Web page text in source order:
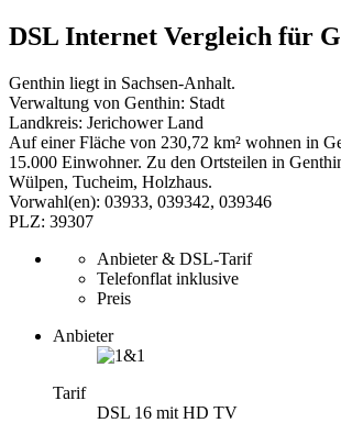
DSL Internet Vergleich für
Genthin liegt in Sachsen-Anhalt.
Verwaltung von Genthin: Stadt
Landkreis: Jerichower Land
Auf einer Fläche von 230,72 km² wohnen in
15.000 Einwohner. Zu den Ortsteilen in
Wülpen, Tucheim, Holzhaus.
Vorwahl(en): 03933, 039342, 039346
PLZ: 39307
Anbieter & DSL-Tarif
Telefonflat inklusive
Preis
Anbieter
Tarif
DSL 16 mit HD TV